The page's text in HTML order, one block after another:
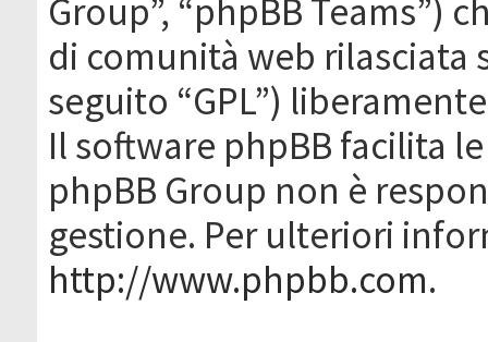
Group”, “phpBB Teams”)
di comunità web rilasciata
seguito “GPL”)
Il software phpBB facilita
phpBB Group non è
gestione. Per ulteriori
http://www.phpbb.com.